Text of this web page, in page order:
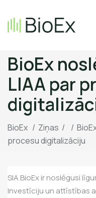
BioEx
LIAA par
BioEx / Ziņas / /
procesu digitalizāciju
SIA BioEx ir noslēgusi
Investīciju un attīstības